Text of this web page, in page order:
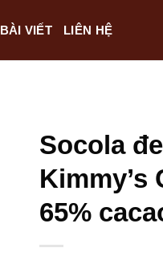
BÀI VIẾT LIÊN HỆ
Socola
Kimmy’s
65%